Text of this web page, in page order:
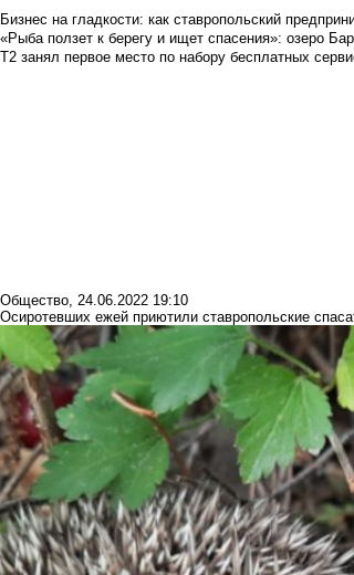
Бизнес на гладкости: как ставропольский
«Рыба ползет к берегу и ищет спасения»: озеро
Т2 занял первое место по набору бесплатных
Общество, 24.06.2022 19:10
Осиротевших ежей приютили ставропольские